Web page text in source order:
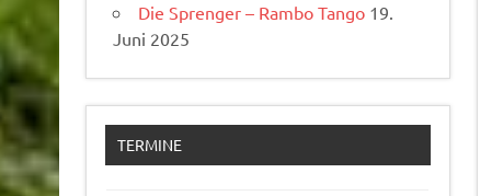
Die Sprenger – Rambo Tango 19.
Juni 2025
TERMINE